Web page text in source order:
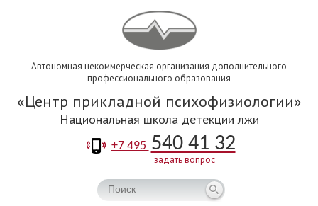
+7 495 540 41 32
задать вопрос
Автономная некоммерческая организация дополнительного
профессионального образования
Центр прикладной психофизиологии
Национальная школа детекции лжи